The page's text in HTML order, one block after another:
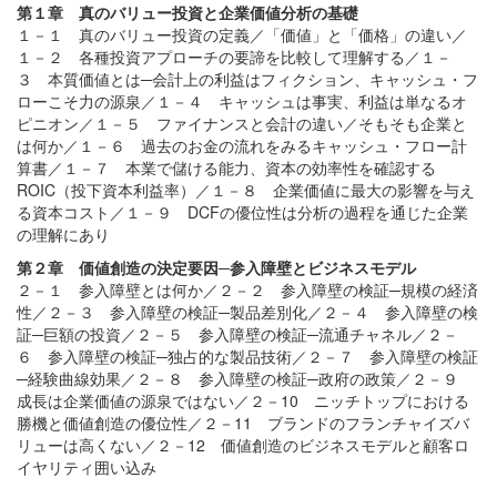
第１章 真のバリュー投資と企業価値分析の基礎
１－１ 真のバリュー投資の定義／「価値」と「価格」の違い／
１－２ 各種投資アプローチの要諦を比較して理解する／１－
３ 本質価値とは─会計上の利益はフィクション、キャッシュ・フ
ローこそ力の源泉／１－４ キャッシュは事実、利益は単なるオ
ピニオン／１－５ ファイナンスと会計の違い／そもそも企業と
は何か／１－６ 過去のお金の流れをみるキャッシュ・フロー計
算書／１－７ 本業で儲ける能力、資本の効率性を確認する
ROIC（投下資本利益率）／１－８ 企業価値に最大の影響を与え
る資本コスト／１－９ DCFの優位性は分析の過程を通じた企業
の理解にあり
第２章 価値創造の決定要因─参入障壁とビジネスモデル
２－１ 参入障壁とは何か／２－２ 参入障壁の検証─規模の経済
性／２－３ 参入障壁の検証─製品差別化／２－４ 参入障壁の検
証─巨額の投資／２－５ 参入障壁の検証─流通チャネル／２－
６ 参入障壁の検証─独占的な製品技術／２－７ 参入障壁の検証
─経験曲線効果／２－８ 参入障壁の検証─政府の政策／２－９
成長は企業価値の源泉ではない／２－10 ニッチトップにおける
勝機と価値創造の優位性／２－11 ブランドのフランチャイズバ
リューは高くない／２－12 価値創造のビジネスモデルと顧客ロ
イヤリティ囲い込み